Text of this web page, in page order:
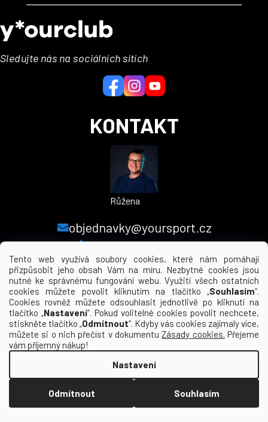
Tento web využívá soubory cookies, které nám pomáhají
přizpůsobit jeho obsah Vám na míru. Nezbytné cookies jsou
nutné ke správnému fungování webu. Využití všech ostatních
cookies můžete povolit kliknutím na tlačítko „Souhlasím“.
Cookies rovněž můžete odsouhlasit jednotlivě po kliknutí na
tlačítko „Nastavení“. Pokud volitelné cookies povolit nechcete,
stiskněte tlačítko „Odmítnout“. Kdyby vás cookies zajímaly více,
můžete si o nich přečíst v dokumentuZásady cookies. Přejeme
vám příjemný nákup!
Nastavení
Odmítnout Souhlasím
á
p
a
Sledujte nás na sociálních sítích
KONTAKT
Růžena
objednavky@yoursport.cz
+420 224 250 000
MENU
INFORMACE PRO VÁS
KDE NÁS NAJDETE
Vytvořil Shoptet
Copyright 2026
. Všechna práva
vyhrazena.Upravit nastavení cookies